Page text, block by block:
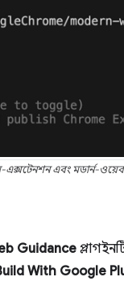
এবং মডার্ন-ওয়েব-
Guidance
With Google